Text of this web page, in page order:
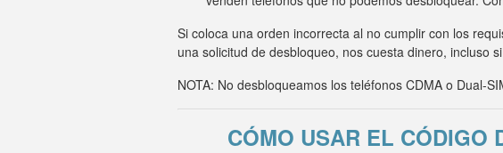
Si coloca una orden incorrecta al no cumplir con los
una solicitud de desbloqueo, nos cuesta dinero, incluso
NOTA: No desbloqueamos los teléfonos CDMA o Dual-
CÓMO USAR EL CÓDIGO